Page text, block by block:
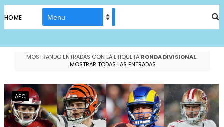
HOME
MOSTRANDO ENTRADAS CON LA ETIQUETA RONDA DIVISIONAL.
MOSTRAR TODAS LAS ENTRADAS
AFC